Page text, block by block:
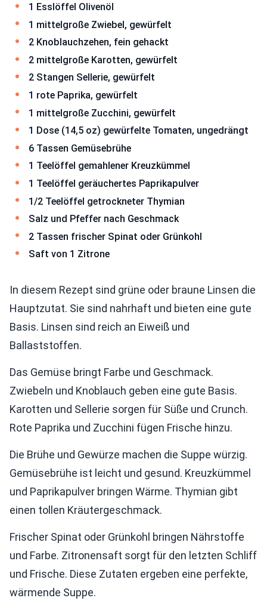
1 Esslöffel Olivenöl
1 mittelgroße Zwiebel, gewürfelt
2 Knoblauchzehen, fein gehackt
2 mittelgroße Karotten, gewürfelt
2 Stangen Sellerie, gewürfelt
1 rote Paprika, gewürfelt
1 mittelgroße Zucchini, gewürfelt
1 Dose (14,5 oz) gewürfelte Tomaten, ungedrängt
6 Tassen Gemüsebrühe
1 Teelöffel gemahlener Kreuzkümmel
1 Teelöffel geräuchertes Paprikapulver
1/2 Teelöffel getrockneter Thymian
Salz und Pfeffer nach Geschmack
2 Tassen frischer Spinat oder Grünkohl
Saft von 1 Zitrone
In diesem Rezept sind grüne oder braune Linsen die
Hauptzutat. Sie sind nahrhaft und bieten eine gute
Basis. Linsen sind reich an Eiweiß und
Ballaststoffen.
Das Gemüse bringt Farbe und Geschmack.
Zwiebeln und Knoblauch geben eine gute Basis.
Karotten und Sellerie sorgen für Süße und Crunch.
Rote Paprika und Zucchini fügen Frische hinzu.
Die Brühe und Gewürze machen die Suppe würzig.
Gemüsebrühe ist leicht und gesund. Kreuzkümmel
und Paprikapulver bringen Wärme. Thymian gibt
einen tollen Kräutergeschmack.
Frischer Spinat oder Grünkohl bringen Nährstoffe
und Farbe. Zitronensaft sorgt für den letzten Schliff
und Frische. Diese Zutaten ergeben eine perfekte,
wärmende Suppe.